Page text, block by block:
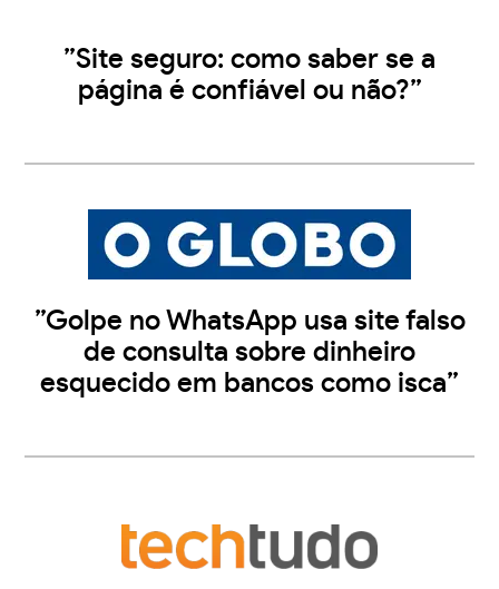
”Site seguro: como saber se a
página é confiável ou não?”
”Golpe no WhatsApp usa site falso
de consulta sobre dinheiro
esquecido em bancos como isca”